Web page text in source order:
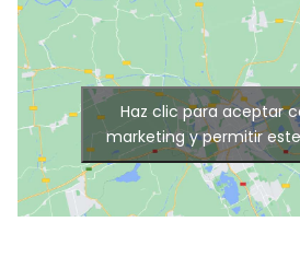
Haz clic para aceptar
marketing y permitir